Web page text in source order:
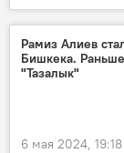
поручение
Рамиз Алиев
Бишкека.
"Тазалык"
6 мая 2024, 19:18